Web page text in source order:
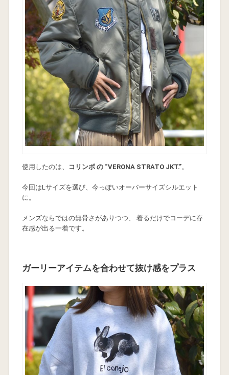
使用したのは、 コリンボ の “VERONA STRATO JKT.”。
今回はLサイズを選び、今っぽいオーバーサイズシルエット
に。
メンズならではの無骨さがありつつ、 着るだけでコーデに存
在感が出る一着です。
ガーリーアイテムを合わせて抜け感をプラス